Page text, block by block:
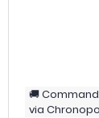
via